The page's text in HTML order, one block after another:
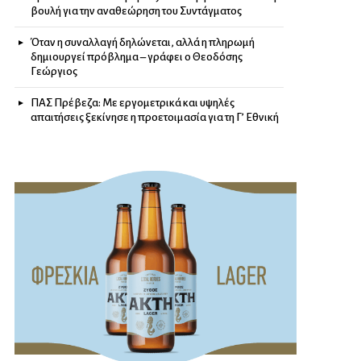
βουλή για την αναθεώρηση του Συντάγματος
Όταν η συναλλαγή δηλώνεται, αλλά η πληρωμή
δημιουργεί πρόβλημα – γράφει ο Θεοδόσης
Γεώργιος
ΠΑΣ Πρέβεζα: Με εργομετρικά και υψηλές
απαιτήσεις ξεκίνησε η προετοιμασία για τη Γ’ Εθνική